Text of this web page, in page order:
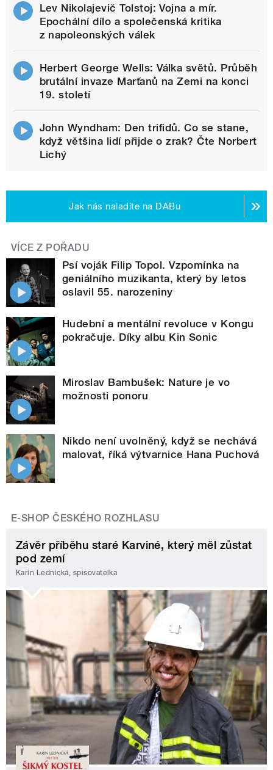
Lev Nikolajevič Tolstoj: Vojna a mír.
Epochální dílo a společenská kritika
z napoleonských válek
Herbert George Wells: Válka světů. Průběh
brutální invaze Marťanů na Zemi na konci
19. století
John Wyndham: Den trifidů. Co se stane,
když většina lidí přijde o zrak? Čte Norbert
Lichý
Jak nás naladíte na DABu
VÍCE Z POŘADU
Psí voják Filip Topol. Vzpomínka na
geniálního muzikanta, který by letos
oslavil 55. narozeniny
Hudební a mentální revoluce v Kongu
pokračuje. Díky albu Kin Sonic
Miroslav Bambušek: Nature je vo
možnosti ponoru
Nikdo není uvolněný, když se nechává
malovat, říká výtvarnice Hana Puchová
E-SHOP ČESKÉHO ROZHLASU
Závěr příběhu staré Karviné, který měl zůstat
pod zemí
Karin Lednická, spisovatelka